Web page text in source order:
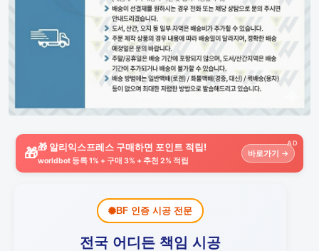
AD
🎁🎁 알리익스프레스 구매하면 포인트 적립!
worldbot 등록 1% + 구매 3% + 추천 2% 적립
바로가기 →
BF 인증 시공 전문
전국 어디든 책임 시공